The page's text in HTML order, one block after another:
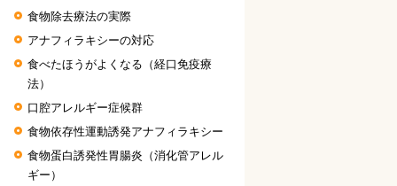
食物除去療法の実際
アナフィラキシーの対応
食べたほうがよくなる（経口免疫療
法）
口腔アレルギー症候群
食物依存性運動誘発アナフィラキシー
食物蛋白誘発性胃腸炎（消化管アレル
ギー）